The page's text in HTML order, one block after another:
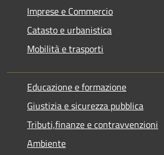
Imprese e Commercio
Catasto e urbanistica
Mobilità e trasporti
Educazione e formazione
Giustizia e sicurezza pubblica
Tributi,finanze e contravvenzioni
Ambiente